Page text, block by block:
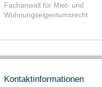
Fachanwalt für Miet- und
Wohnungseigentumsrecht
Kontaktinformationen